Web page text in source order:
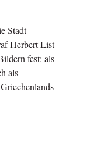
Stadt
Herbert List
fest: als
als